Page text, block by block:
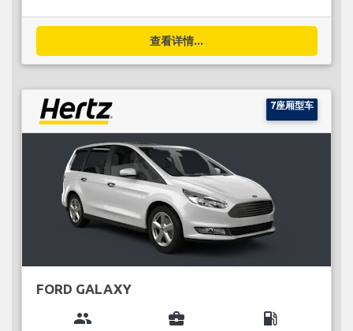
查看详情...
7座厢型车
FORD GALAXY
group business_center local_gas_station